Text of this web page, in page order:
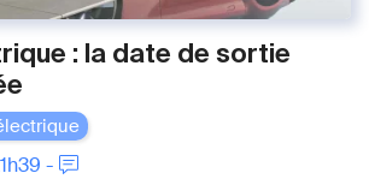
: la date de sortie
-